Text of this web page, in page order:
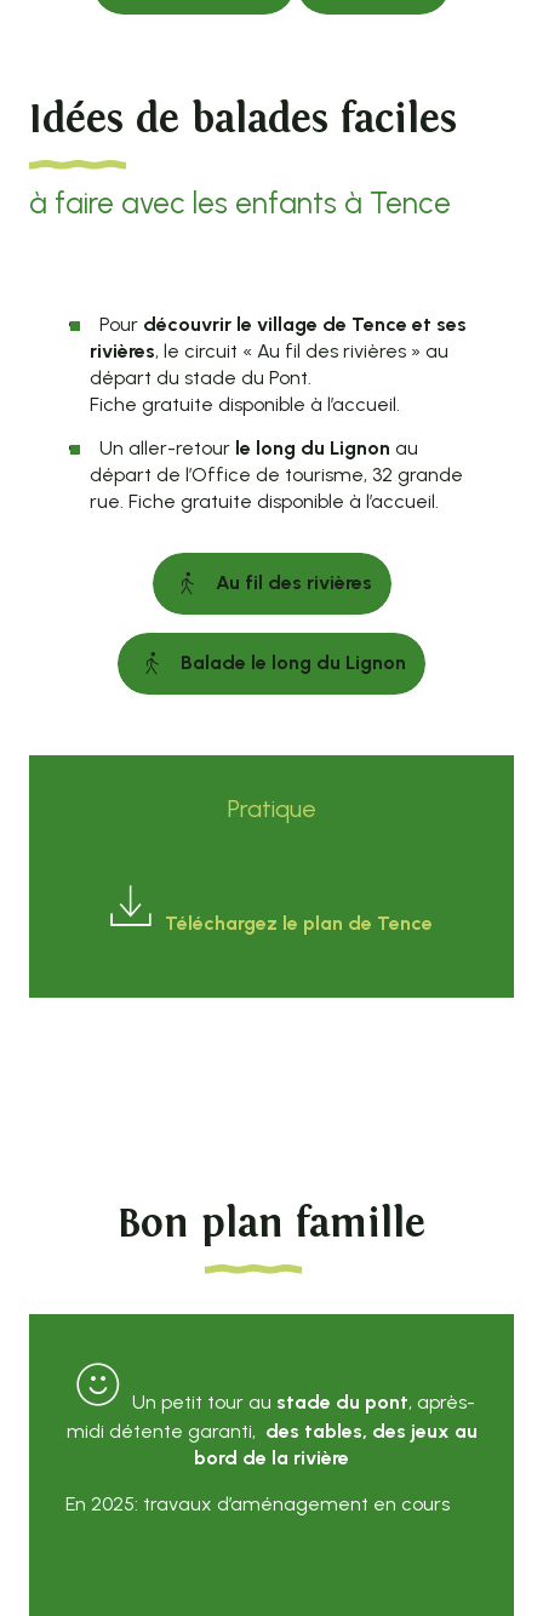
Idées de balades faciles
à faire avec les enfants à Tence
Pour découvrir le village de Tence et ses
rivières, le circuit « Au fil des rivières » au
départ du stade du Pont.
Fiche gratuite disponible à l’accueil.
Un aller-retour le long du Lignon au
départ de l’Office de tourisme, 32 grande
rue. Fiche gratuite disponible à l’accueil.
Au fil des rivières
Balade le long du Lignon
Pratique
Téléchargez le plan de Tence
Bon plan famille
Un petit tour au stade du pont, après-
midi détente garanti, des tables, des jeux au
bord de la rivière
En 2025: travaux d’aménagement en cours